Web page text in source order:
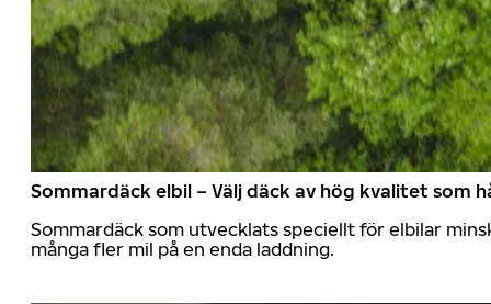
Sommardäck elbil – Välj däck av hög kvalitet som
Sommardäck som utvecklats speciellt för elbilar
många fler mil på en enda laddning.